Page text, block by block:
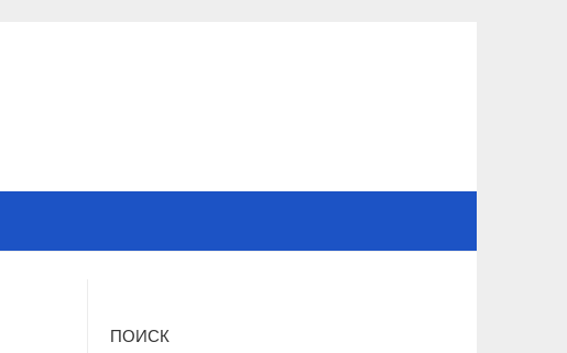
ПОИСК